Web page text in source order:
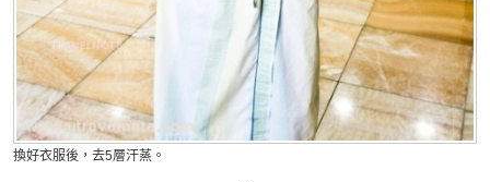
換好衣服後，去5層汗蒸。